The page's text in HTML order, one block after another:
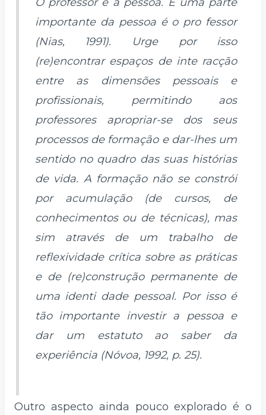
importante da pessoa é o pro fessor
(Nias, 1991). Urge por isso
(re)encontrar espaços de inte racção
entre as dimensões pessoais e
profissionais, permitindo aos
professores apropriar-se dos seus
processos de formação e dar-lhes um
sentido no quadro das suas histórias
de vida. A formação não se constrói
por acumulação (de cursos, de
conhecimentos ou de técnicas), mas
sim através de um trabalho de
reflexividade crítica sobre as práticas
e de (re)construção permanente de
uma identi dade pessoal. Por isso é
tão importante investir a pessoa e
dar um estatuto ao saber da
experiência (Nóvoa, 1992, p. 25).
Outro aspecto ainda pouco explorado é o